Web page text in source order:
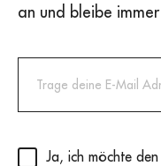
an und bleibe
Privacy(erforderlich)
Ja, ich möchte